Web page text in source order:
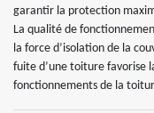
garantir la protection
La qualité de
la force d’isolation de la
fuite d’une toiture favorise
fonctionnements de la